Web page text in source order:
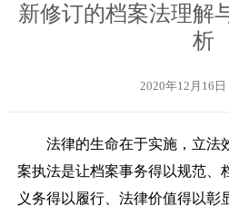
新修订的档案法理解
析
2020年12月16日
法律的生命在于实施，立法
案执法是让档案事务得以规范、
义务得以履行、法律价值得以彰